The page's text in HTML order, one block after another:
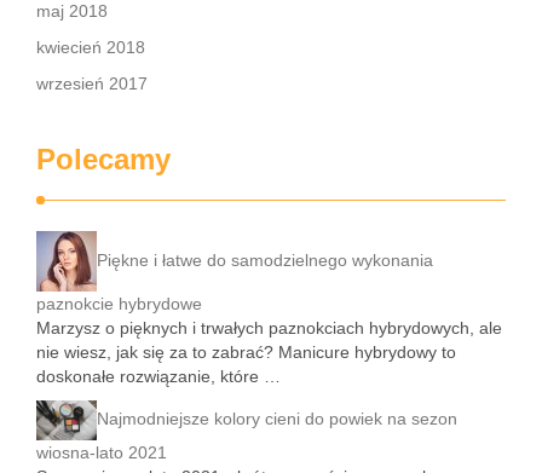
maj 2018
kwiecień 2018
wrzesień 2017
Polecamy
Piękne i łatwe do samodzielnego wykonania
paznokcie hybrydowe
Marzysz o pięknych i trwałych paznokciach hybrydowych, ale
nie wiesz, jak się za to zabrać? Manicure hybrydowy to
doskonałe rozwiązanie, które …
Najmodniejsze kolory cieni do powiek na sezon
wiosna-lato 2021